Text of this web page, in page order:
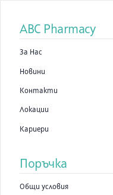
ABC Pharmacy
За Нас
Новини
Контакти
Локации
Кариери
Поръчка
Общи условия